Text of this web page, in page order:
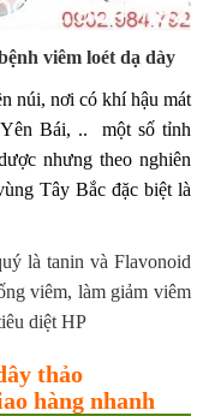
viêm loét dạ dày
núi, nơi có khí hậu mát
Bái, .. một số tỉnh
nhưng theo nghiên
Tây Bắc đặc biệt là
là tanin và Flavonoid
viêm, làm giảm viêm
diệt HP
thảo
hàng nhanh